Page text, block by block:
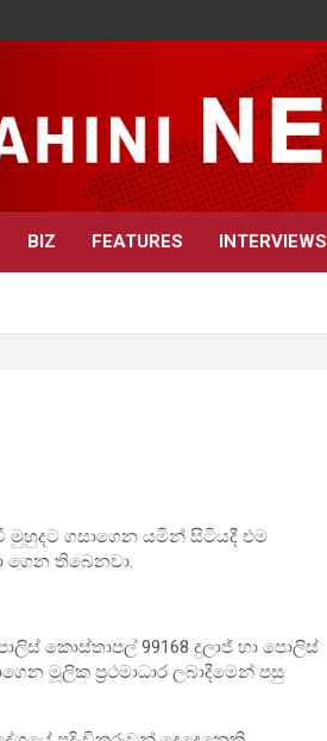
BIZ FEATURES INTERVIEWS
මුහුදට ගසාගෙන යමින් සිටියදී එම
ගෙන තිබෙනවා.
කොස්තාපල් 99168 දුලාජ් හා පොලිස්
මූලික ප්‍රථමාධාර ලබාදීමෙන් පසු